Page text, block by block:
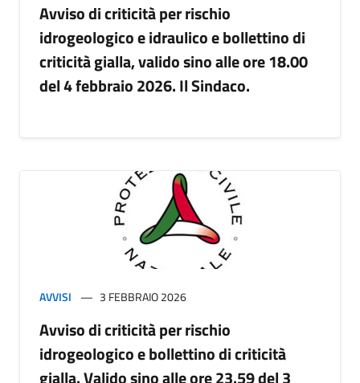
Avviso di criticità per rischio
idrogeologico e idraulico e bollettino di
criticità gialla, valido sino alle ore 18.00
del 4 febbraio 2026. Il Sindaco.
AVVISI 3 FEBBRAIO 2026
Avviso di criticità per rischio
idrogeologico e bollettino di criticità
gialla. Valido sino alle ore 23.59 del 3